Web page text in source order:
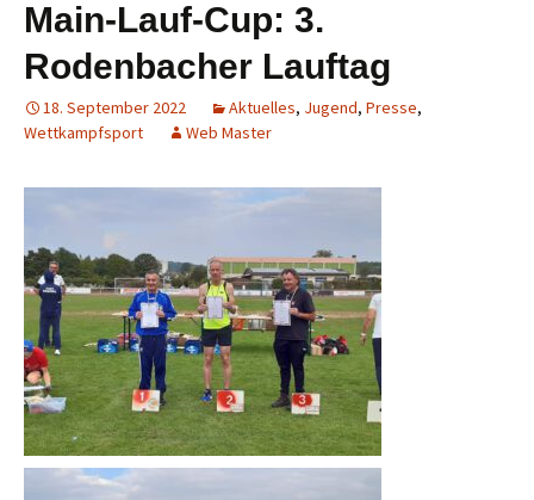
Main-Lauf-Cup: 3.
Rodenbacher Lauftag
18. September 2022 Aktuelles, Jugend, Presse,
Wettkampfsport
Web Master